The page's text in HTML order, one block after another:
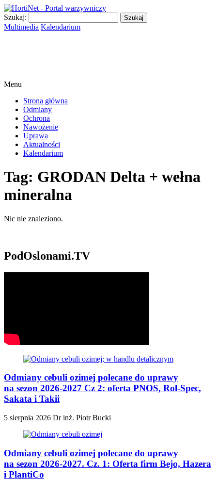
Szukaj:
Multimedia Kalendarium
Menu
Strona główna
Odmiany
Ochrona
Nawożenie
Uprawa
Aktualności
Kalendarium
Tag: GRODAN Delta + wełna
mineralna
Nic nie znaleziono.
PodOslonami.TV
Odmiany cebuli ozimej polecane do uprawy
na sezon 2026-2027 Cz 2: oferta PNOS, Rol-Spec,
Sakata i Takii
5 sierpnia 2026 Dr inż. Piotr Bucki
Odmiany cebuli ozimej polecane do uprawy
na sezon 2026-2027. Cz. 1: Oferta firm Bejo, Hazera
i PlantiCo